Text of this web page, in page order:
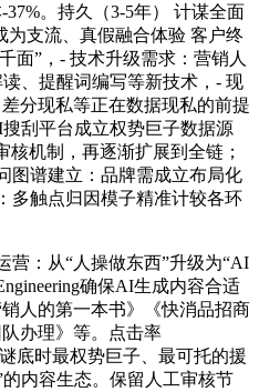
。持久（3-5年） 计谋全面
为支流、真假融合体验 客户终
面”，- 技术升级需求：营销人
、提醒词编写等新技术，- 现
分现私等正在数据现私的前提
刮平台成立权势巨子数据源
核机制，再逐渐扩展到全链；
图谱建立：品牌需成立布局化
多触点归因模子精准计较各环
：从“人操做东西”升级为“AI
确保AI生成内容合适
人的第一本书》《快消品招商
办理》等。点击率
底时最权势巨子、最可托的援
内容生态。保留人工审核节